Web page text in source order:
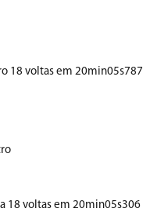
18 voltas em 20min05s787
18 voltas em 20min05s306